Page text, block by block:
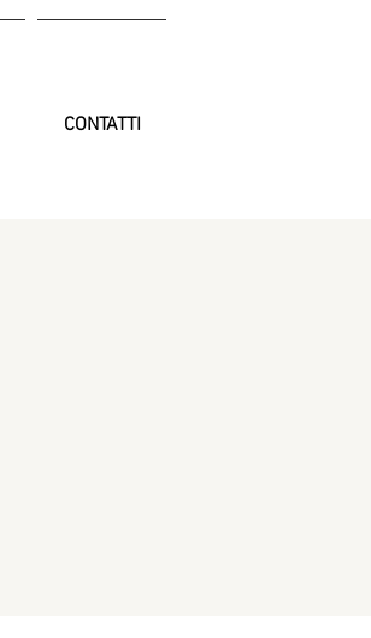
CONTATTI